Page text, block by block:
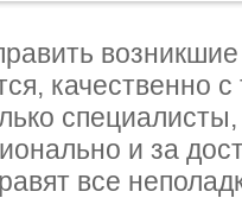
качественно с
и за
все